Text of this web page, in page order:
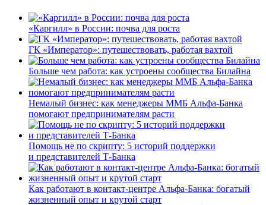
«Каргилл» в России: почва для роста
ГК «Император»: путешествовать, работая вахтой
Больше чем работа: как устроены сообщества Билайна
Немалый бизнес: как менеджеры ММБ Альфа-Банка
помогают предпринимателям расти
Помощь не по скрипту: 5 историй поддержки
и представителей Т-Банка
Как работают в контакт-центре Альфа-Банка: богатый
жизненный опыт и крутой старт